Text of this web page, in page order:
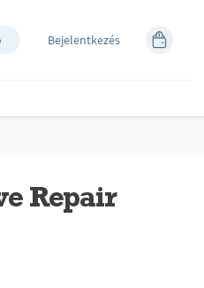
Bejelentkezés
Repair